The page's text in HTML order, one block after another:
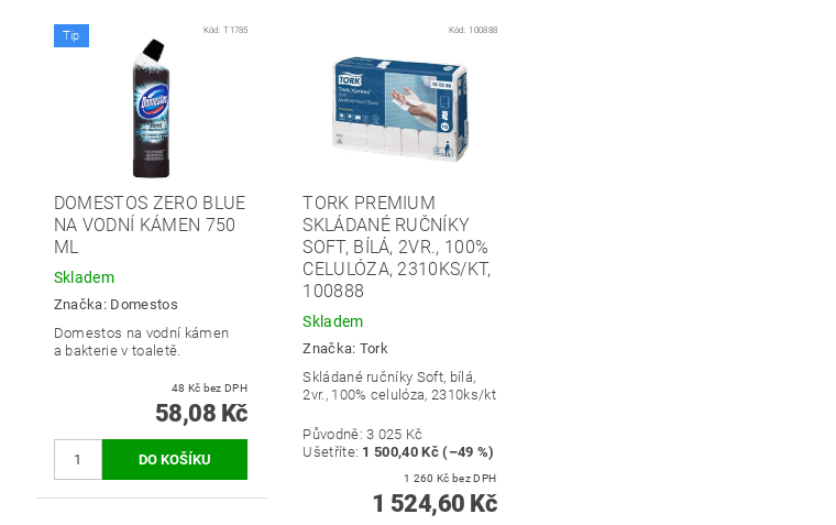
Tip Kód:T1785
DOMESTOS ZERO BLUE
NA VODNÍ KÁMEN 750
ML
Skladem
Značka: Domestos
Domestos na vodní kámen
a bakterie v toaletě.
48 Kč bez DPH
58,08 Kč
Kód: 100888
TORK PREMIUM
SKLÁDANÉ RUČNÍKY
SOFT, BÍLÁ, 2VR., 100%
CELULÓZA, 2310KS/KT,
100888
Skladem
Značka: Tork
Skládané ručníky Soft, bílá,
2vr., 100% celulóza, 2310ks/kt
Původně:3 025 Kč
Ušetříte: 1 500,40 Kč (–49 %)
1 260 Kč bez DPH
1 524,60 Kč